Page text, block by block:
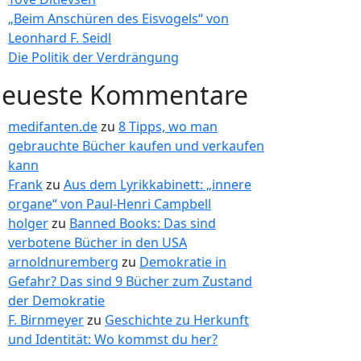
„Beim Anschüren des Eisvogels“ von
Leonhard F. Seidl
Die Politik der Verdrängung
Kommentare
medifanten.dezu 8 Tipps, wo man
gebrauchte Bücher kaufen und verkaufen
kann
Frankzu Aus dem Lyrikkabinett: „innere
organe“ von Paul-Henri Campbell
holgerzu Banned Books: Das sind
verbotene Bücher in den USA
arnoldnuremberg zu Demokratie in
Gefahr? Das sind 9 Bücher zum Zustand
der Demokratie
F. Birnmeyerzu Geschichte zu Herkunft
und Identität: Wo kommst du her?